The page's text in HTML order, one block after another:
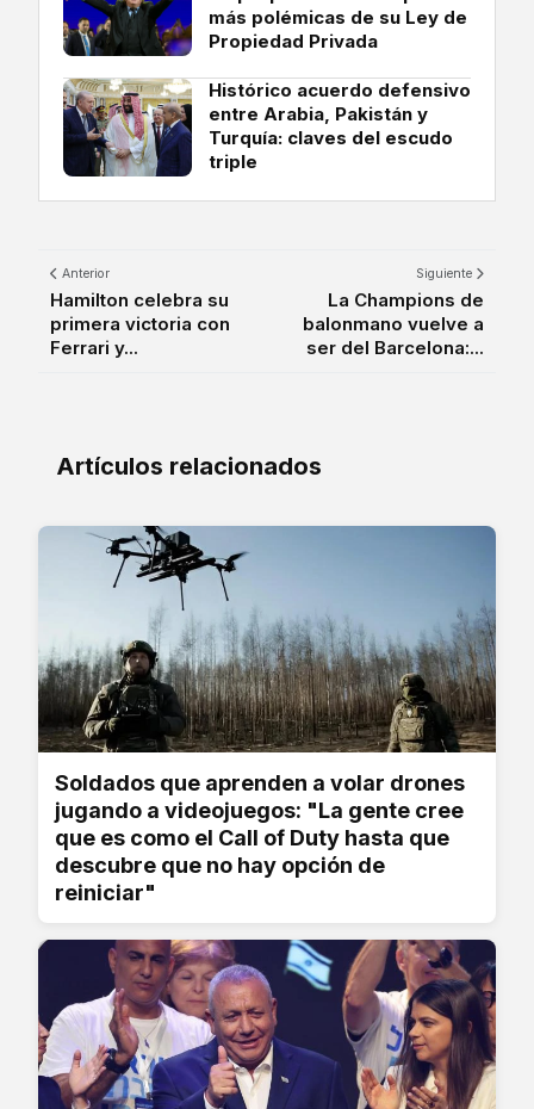
más polémicas de su Ley de
Propiedad Privada
Histórico acuerdo defensivo
entre Arabia, Pakistán y
Turquía: claves del escudo
triple
Anterior
Hamilton celebra su
primera victoria con
Ferrari y...
Siguiente
La Champions de
balonmano vuelve a
ser del Barcelona:...
Artículos relacionados
Soldados que aprenden a volar drones
jugando a videojuegos: "La gente cree
que es como el Call of Duty hasta que
descubre que no hay opción de
reiniciar"